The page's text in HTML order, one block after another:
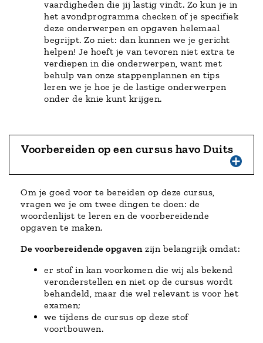
vaardigheden die jij lastig vindt. Zo kun je in
het avondprogramma checken of je specifiek
deze onderwerpen en opgaven helemaal
begrijpt. Zo niet: dan kunnen we je gericht
helpen! Je hoeft je van tevoren niet extra te
verdiepen in die onderwerpen, want met
behulp van onze stappenplannen en tips
leren we je hoe je de lastige onderwerpen
onder de knie kunt krijgen.
Voorbereiden op een cursus havo Duits
Om je goed voor te bereiden op deze cursus,
vragen we je om twee dingen te doen: de
woordenlijst te leren en de voorbereidende
opgaven te maken.
De voorbereidende opgaven zijn belangrijk omdat:
er stof in kan voorkomen die wij als bekend
veronderstellen en niet op de cursus wordt
behandeld, maar die wel relevant is voor het
examen;
we tijdens de cursus op deze stof
voortbouwen.